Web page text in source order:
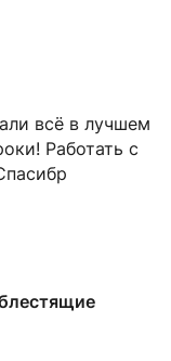
всё в лучшем
Работать с